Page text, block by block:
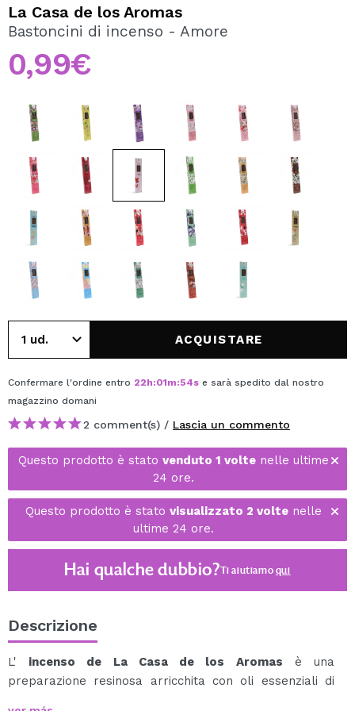
Creando un account su Maquibeauty.it potrai fare i tuoi
acquisti velocemente, controllare lo stato dei tuoi ordini e
consultare le tue operazioni precedenti.
CREARE UN ACCOUNT
La Casa de los Aromas
Bastoncini di incenso - Amore
0,99€
ACQUISTARE
Confermare l'ordine entro 22h:01m:54s e sarà spedito dal nostro
magazzino domani
2 comment(s) / Lascia un commento
Questo prodotto è stato venduto 1 volte nelle ultime
24 ore.
Questo prodotto è stato visualizzato 2 volte nelle
ultime 24 ore.
Hai qualche dubbio?Ti aiutiamoqui
Descrizione
L' incenso de La Casa de los Aromas è una
preparazione resinosa arricchita con oli essenziali di